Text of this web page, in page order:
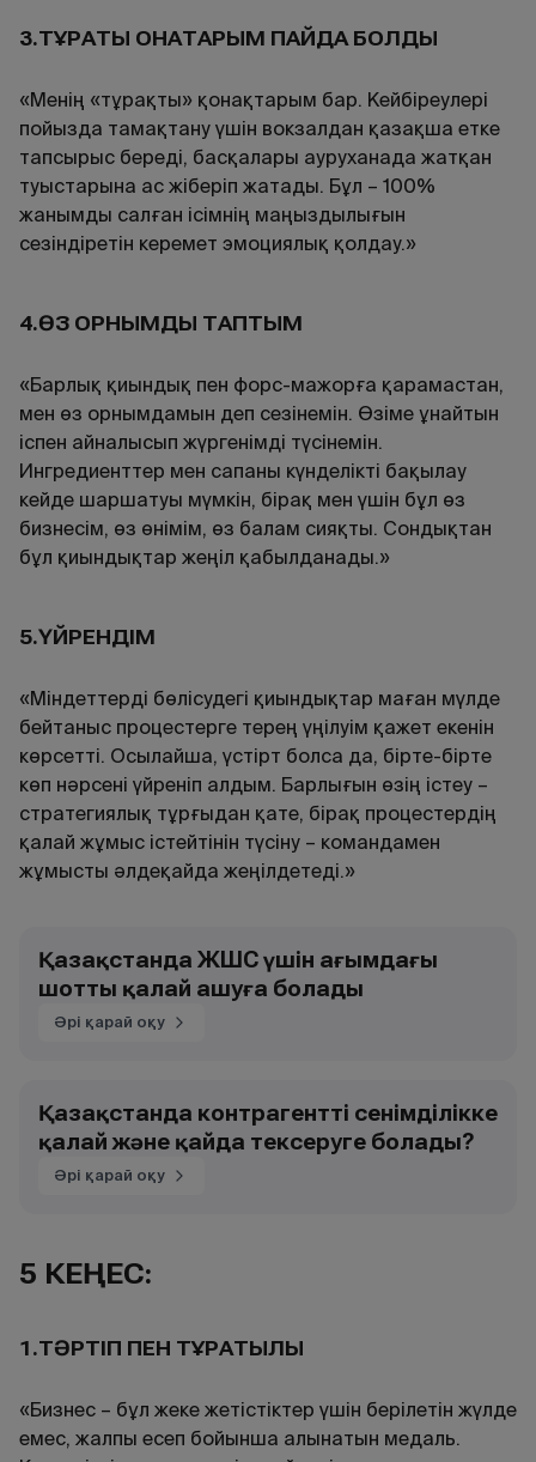
3.ТҰРАҚТЫ ҚОНАҚТАРЫМ ПАЙДА БОЛДЫ
«Менің «тұрақты» қонақтарым бар. Кейбіреулері
пойызда тамақтану үшін вокзалдан қазақша етке
тапсырыс береді, басқалары ауруханада жатқан
туыстарына ас жіберіп жатады. Бұл – 100%
жанымды салған ісімнің маңыздылығын
сезіндіретін керемет эмоциялық қолдау.»
4.ӨЗ ОРНЫМДЫ ТАПТЫМ
«Барлық қиындық пен форс-мажорға қарамастан,
мен өз орнымдамын деп сезінемін. Өзіме ұнайтын
іспен айналысып жүргенімді түсінемін.
Ингредиенттер мен сапаны күнделікті бақылау
кейде шаршатуы мүмкін, бірақ мен үшін бұл өз
бизнесім, өз өнімім, өз балам сияқты. Сондықтан
бұл қиындықтар жеңіл қабылданады.»
5.ҮЙРЕНДІМ
«Міндеттерді бөлісудегі қиындықтар маған мүлде
бейтаныс процестерге терең үңілуім қажет екенін
көрсетті. Осылайша, үстірт болса да, бірте-бірте
көп нәрсені үйреніп алдым. Барлығын өзің істеу –
стратегиялық тұрғыдан қате, бірақ процестердің
қалай жұмыс істейтінін түсіну – командамен
жұмысты әлдеқайда жеңілдетеді.»
Қазақстанда ЖШС үшін ағымдағы
шотты қалай ашуға болады
Әрі қарай оқу
Қазақстанда контрагентті сенімділікке
қалай және қайда тексеруге болады?
Әрі қарай оқу
5 КЕҢЕС:
1.ТӘРТІП ПЕН ТҰРАҚТЫЛЫҚ
«Бизнес – бұл жеке жетістіктер үшін берілетін жүлде
емес, жалпы есеп бойынша алынатын медаль.